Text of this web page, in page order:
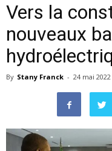
Vers la
nouveaux
By Stany Franck - 24 mai 2022